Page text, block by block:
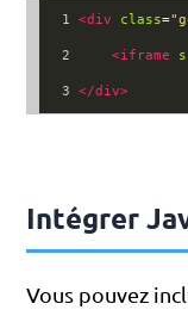
1 <div class=
2 <iframe
3 </div>
Intégrer
Vous pouvez